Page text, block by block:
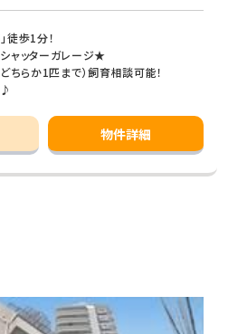
徒歩1分！
ャッターガレージ★
ちらか1匹まで）飼育相談可能！
物件詳細